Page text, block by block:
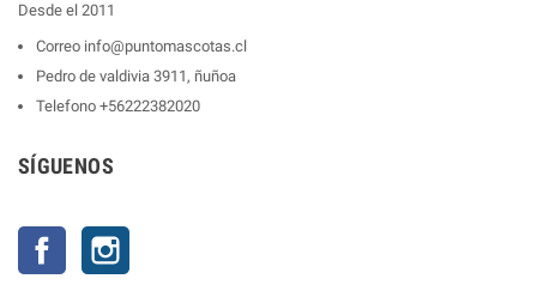
Desde el 2011
Correo info@puntomascotas.cl
Pedro de valdivia 3911, ñuñoa
Telefono +56222382020
SÍGUENOS
Facebook